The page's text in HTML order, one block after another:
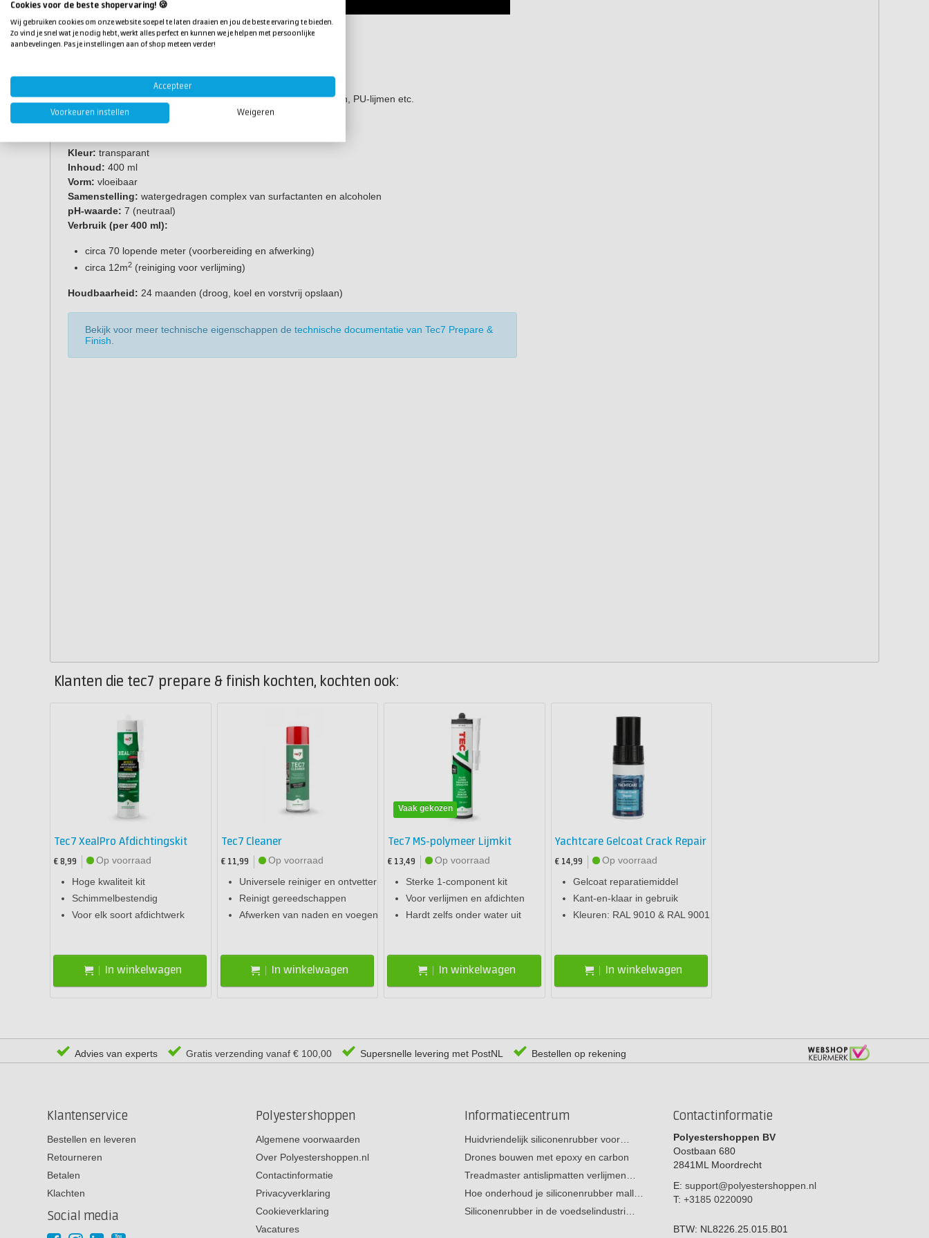
Toepassingen
Afstrijken van voegen.
Compatible met o.a. MS-polymeren, siliconen, acrylaatkitten, PU-lijmen etc.
Eigenschappen
Kleur: transparant
Inhoud: 400 ml
Vorm: vloeibaar
Samenstelling: watergedragen complex van surfactanten en alcoholen
pH-waarde: 7 (neutraal)
Verbruik (per 400 ml):
circa 70 lopende meter (voorbereiding en afwerking)
circa 12m2 (reiniging voor verlijming)
Houdbaarheid: 24 maanden (droog, koel en vorstvrij opslaan)
Bekijk voor meer technische eigenschappen de technische documentatie van Tec7 Prepare &
Finish
Klanten die tec7 prepare & finish kochten, kochten ook:
Tec7 XealPro Afdichtingskit
€ 8,99
Op voorraad
Hoge kwaliteit kit
Schimmelbestendig
Voor elk soort afdichtwerk
In winkelwagen
Tec7 Cleaner
€ 11,99
Op voorraad
Universele reiniger en ontvetter
Reinigt gereedschappen
Afwerken van naden en voegen
In winkelwagen
Vaak gekozen
Tec7 MS-polymeer Lijmkit
€ 13,49
Op voorraad
Sterke 1-component kit
Voor verlijmen en afdichten
Hardt zelfs onder water uit
In winkelwagen
Yachtcare Gelcoat Crack Repair
€ 14,99
Op voorraad
Gelcoat reparatiemiddel
Kant-en-klaar in gebruik
Kleuren: RAL 9010 & RAL 9001
In winkelwagen
Advies van experts Gratis verzending vanaf € 100,00 Supersnelle levering met PostNL Bestellen op rekening
Klantenservice
Bestellen en leveren
Retourneren
Betalen
Klachten
Social media
Polyestershoppen
Algemene voorwaarden
Over Polyestershoppen.nl
Contactinformatie
Privacyverklaring
Cookieverklaring
Vacatures
Informatiecentrum
Huidvriendelijk siliconenrubber voor…
Drones bouwen met epoxy en carbon
Treadmaster antislipmatten verlijmen…
Hoe onderhoud je siliconenrubber mall…
Siliconenrubber in de voedselindustri…
Contactinformatie
Polyestershoppen BV
Oostbaan 680
2841ML Moordrecht
E: support@polyestershoppen.nl
T: +3185 0220090
BTW: NL8226.25.015.B01
Cookies voor de beste shopervaring! 🍪
Wij gebruiken cookies om onze website soepel te laten draaien en jou de beste ervaring te bieden.
Zo vind je snel wat je nodig hebt, werkt alles perfect en kunnen we je helpen met persoonlijke
aanbevelingen. Pas je instellingen aan of shop meteen verder!
Accepteer
Voorkeuren instellen Weigeren